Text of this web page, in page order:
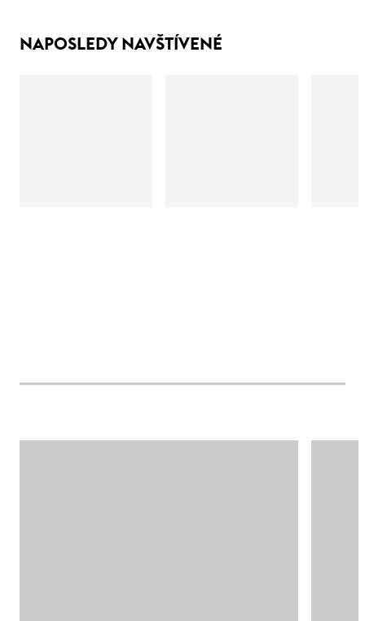
NAPOSLEDY NAVŠTÍVENÉ